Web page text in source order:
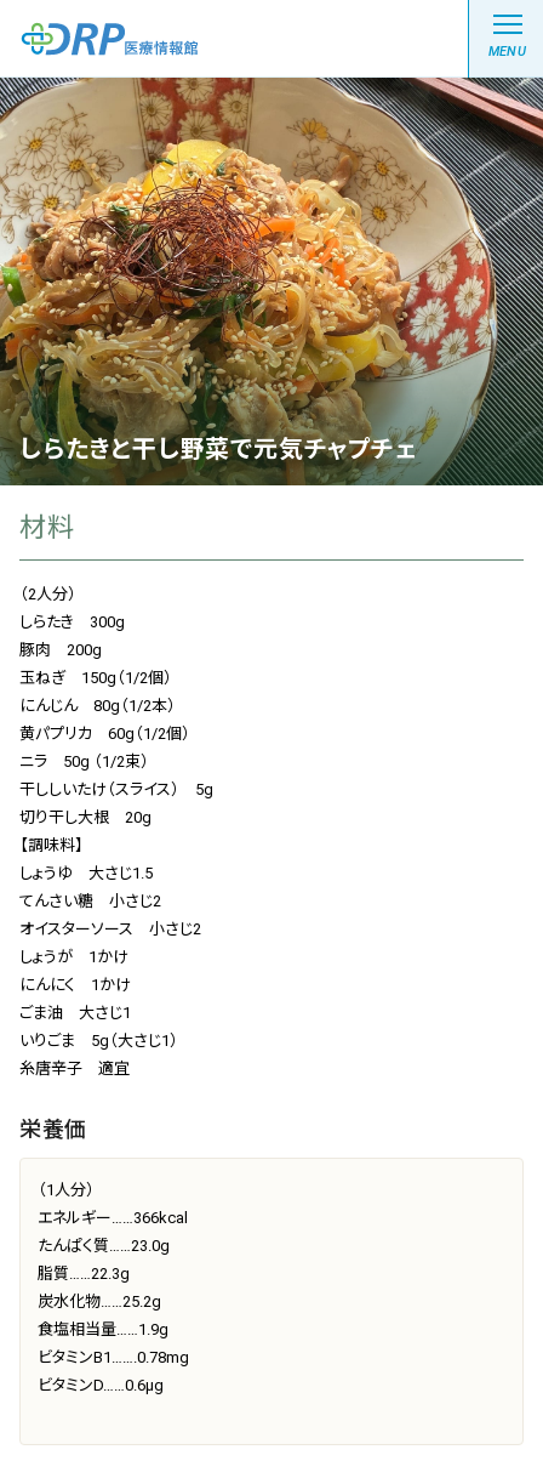
MENU
最新の注目記事
栄養健康レシピ
医療系学生記事
健康川柳
DRP医療情報館とは?
お知らせ
お問い合わせ
しらたきと干し野菜で元気チャプチェ
材料
（2人分）
しらたき 300g
豚肉 200g
玉ねぎ 150g（1/2個）
にんじん 80g（1/2本）
黄パプリカ 60g（1/2個）
ニラ 50g （1/2束）
干ししいたけ（スライス） 5g
切り干し大根 20g
【調味料】
しょうゆ 大さじ1.5
てんさい糖 小さじ2
オイスターソース 小さじ2
しょうが 1かけ
にんにく 1かけ
ごま油 大さじ1
いりごま 5g（大さじ1）
糸唐辛子 適宜
栄養価
（1人分）
エネルギー……366kcal
たんぱく質……23.0g
脂質……22.3g
炭水化物……25.2g
食塩相当量……1.9g
ビタミンB1…….0.78mg
ビタミンD……0.6μg